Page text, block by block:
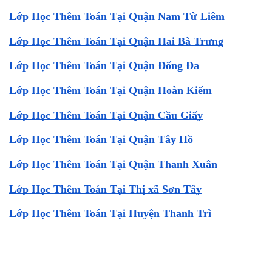
Lớp Học Thêm Toán Tại Quận Nam Từ Liêm
Lớp Học Thêm Toán Tại Quận Hai Bà Trưng
Lớp Học Thêm Toán Tại Quận Đống Đa
Lớp Học Thêm Toán Tại Quận Hoàn Kiếm
Lớp Học Thêm Toán Tại Quận Cầu Giấy
Lớp Học Thêm Toán Tại Quận Tây Hồ
Lớp Học Thêm Toán Tại Quận Thanh Xuân
Lớp Học Thêm Toán Tại Thị xã Sơn Tây
Lớp Học Thêm Toán Tại Huyện Thanh Trì